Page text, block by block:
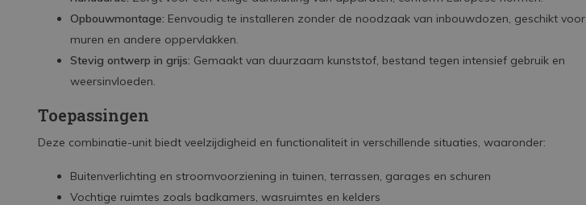
Opbouwmontage: Eenvoudig te installeren zonder de noodzaak van inbouwdozen, geschikt voor
muren en andere oppervlakken.
Stevig ontwerp in grijs: Gemaakt van duurzaam kunststof, bestand tegen intensief gebruik en
weersinvloeden.
Toepassingen
Deze combinatie-unit biedt veelzijdigheid en functionaliteit in verschillende situaties, waaronder:
Buitenverlichting en stroomvoorziening in tuinen, terrassen, garages en schuren
Vochtige ruimtes zoals badkamers, wasruimtes en kelders